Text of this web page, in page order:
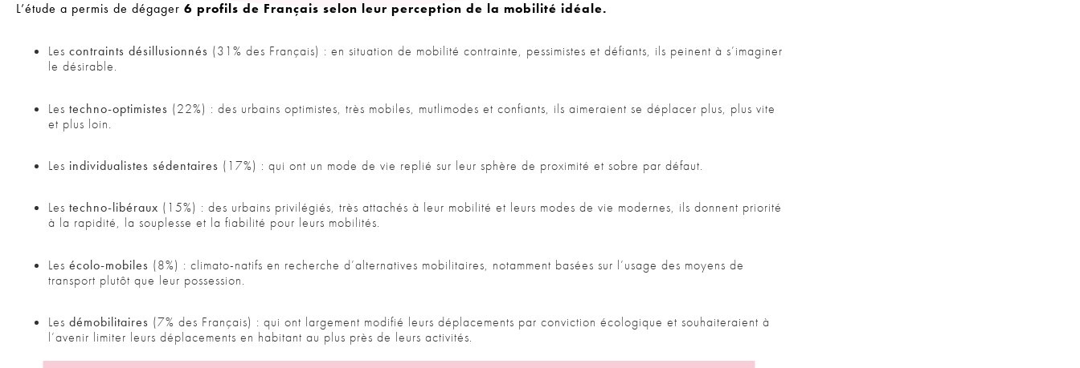
L’étude a permis de dégager 6 profils de Français selon leur perception de la mobilité idéale.
Les contraints désillusionnés (31% des Français) : en situation de mobilité contrainte, pessimistes et défiants, ils peinent à s’imaginer
le désirable.
Les techno-optimistes (22%) : des urbains optimistes, très mobiles, mutlimodes et confiants, ils aimeraient se déplacer plus, plus vite
et plus loin.
Les individualistes sédentaires (17%) : qui ont un mode de vie replié sur leur sphère de proximité et sobre par défaut.
Les techno-libéraux (15%) : des urbains privilégiés, très attachés à leur mobilité et leurs modes de vie modernes, ils donnent priorité
à la rapidité, la souplesse et la fiabilité pour leurs mobilités.
Les écolo-mobiles (8%) : climato-natifs en recherche d’alternatives mobilitaires, notamment basées sur l’usage des moyens de
transport plutôt que leur possession.
Les démobilitaires (7% des Français) : qui ont largement modifié leurs déplacements par conviction écologique et souhaiteraient à
l’avenir limiter leurs déplacements en habitant au plus près de leurs activités.